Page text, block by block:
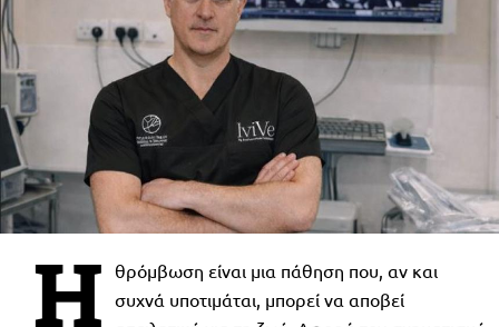
Η θρόμβωση είναι μια πάθηση που, αν και
συχνά υποτιμάται, μπορεί να αποβεί